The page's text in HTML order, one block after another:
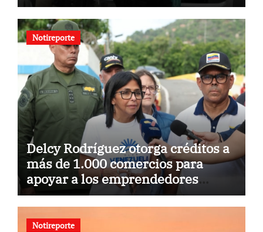
Notireporte
Delcy Rodríguez otorga créditos a
más de 1.000 comercios para
apoyar a los emprendedores
afectados por los terremotos
Notireporte